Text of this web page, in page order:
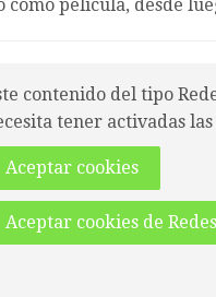
como película, desde
contenido del tipo
tener activadas las
Aceptar cookies
Aceptar cookies de